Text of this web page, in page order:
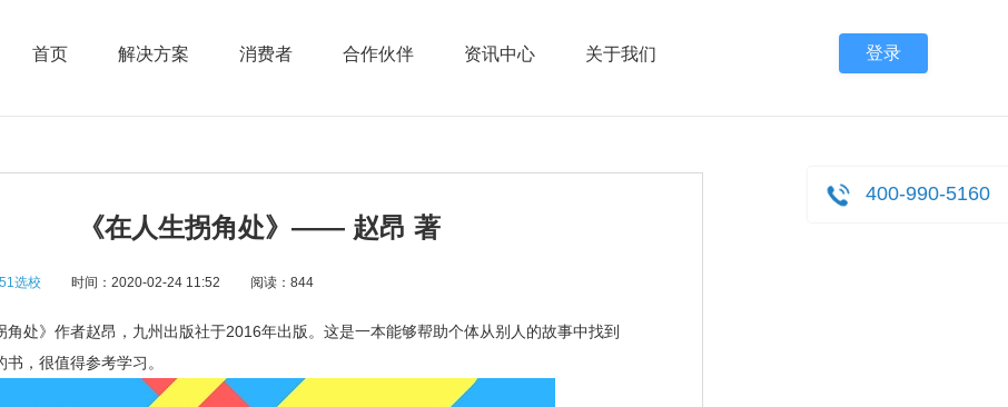
400-990-5160
登录
首页 解决方案 消费者 合作伙伴 资讯中心 关于我们
《在人生拐角处》—— 赵昂 著
51选校 时间：2020-02-24 11:52 阅读：844
》作者赵昂，九州出版社于2016年出版。这是一本能够帮助个体从别人的故事中找到
书，很值得参考学习。